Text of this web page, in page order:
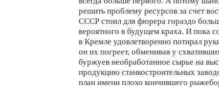
решить проблему ресурсов за счет
СССР стоил для фюрера гораздо
вероятного в будущем краха. И пока
в Кремле удовлетворенно потирал
он их погреет, обменивая у
буржуев необработанное сырье на
продукцию станкостроительных
план имени плохо кончившего